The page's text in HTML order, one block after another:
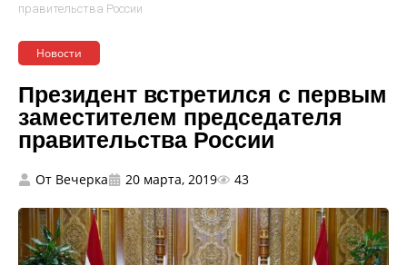
правительства России
Новости
Президент встретился с первым
заместителем председателя
правительства России
От Вечерка 20 марта, 2019 43